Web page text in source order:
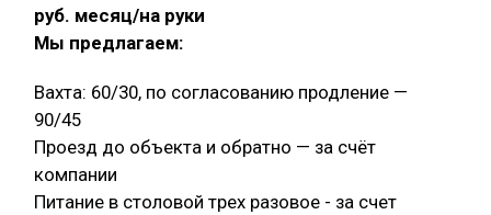
руб. месяц/на руки
Мы предлагаем:
Вахта: 60/30, по согласованию продление —
90/45
Проезд до объекта и обратно — за счёт
компании
Питание в столовой трех разовое - за счет